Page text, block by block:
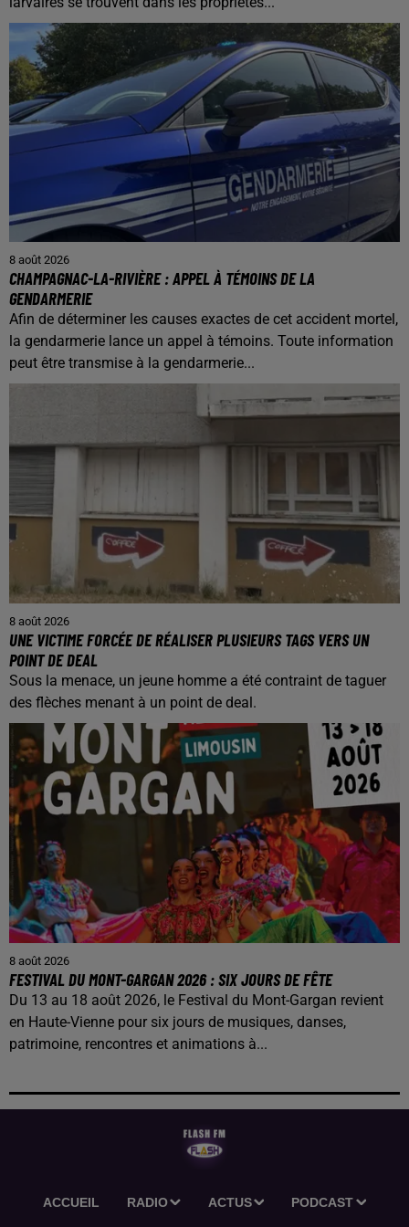
8 août 2026
CHAMPAGNAC-LA-RIVIÈRE : APPEL À TÉMOINS DE LA
GENDARMERIE
Afin de déterminer les causes exactes de cet accident mortel,
la gendarmerie lance un appel à témoins. Toute information
peut être transmise à la gendarmerie...
8 août 2026
UNE VICTIME FORCÉE DE RÉALISER PLUSIEURS TAGS VERS UN
POINT DE DEAL
Sous la menace, un jeune homme a été contraint de taguer
des flèches menant à un point de deal.
8 août 2026
FESTIVAL DU MONT-GARGAN 2026 : SIX JOURS DE FÊTE
Du 13 au 18 août 2026, le Festival du Mont-Gargan revient
en Haute-Vienne pour six jours de musiques, danses,
patrimoine, rencontres et animations à...
ACCUEIL RADIO ACTUS PODCAST